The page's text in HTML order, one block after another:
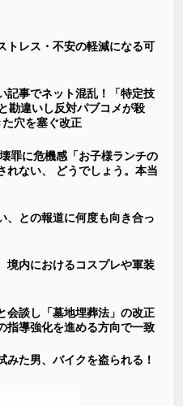
トレス・不安の軽減になる可
記事でネット混乱！「特定技
勘違いし反対パブコメが殺
穴を塞ぐ改正
罪に危機感「お子様ランチの
れない、 どうでしょう。本当
、との報道に何度も向き合っ
境内におけるコスプレや軍装
会談し「墓地埋葬法」の改正
導強化を進める方向で一致
みた男、バイクを盗られる！